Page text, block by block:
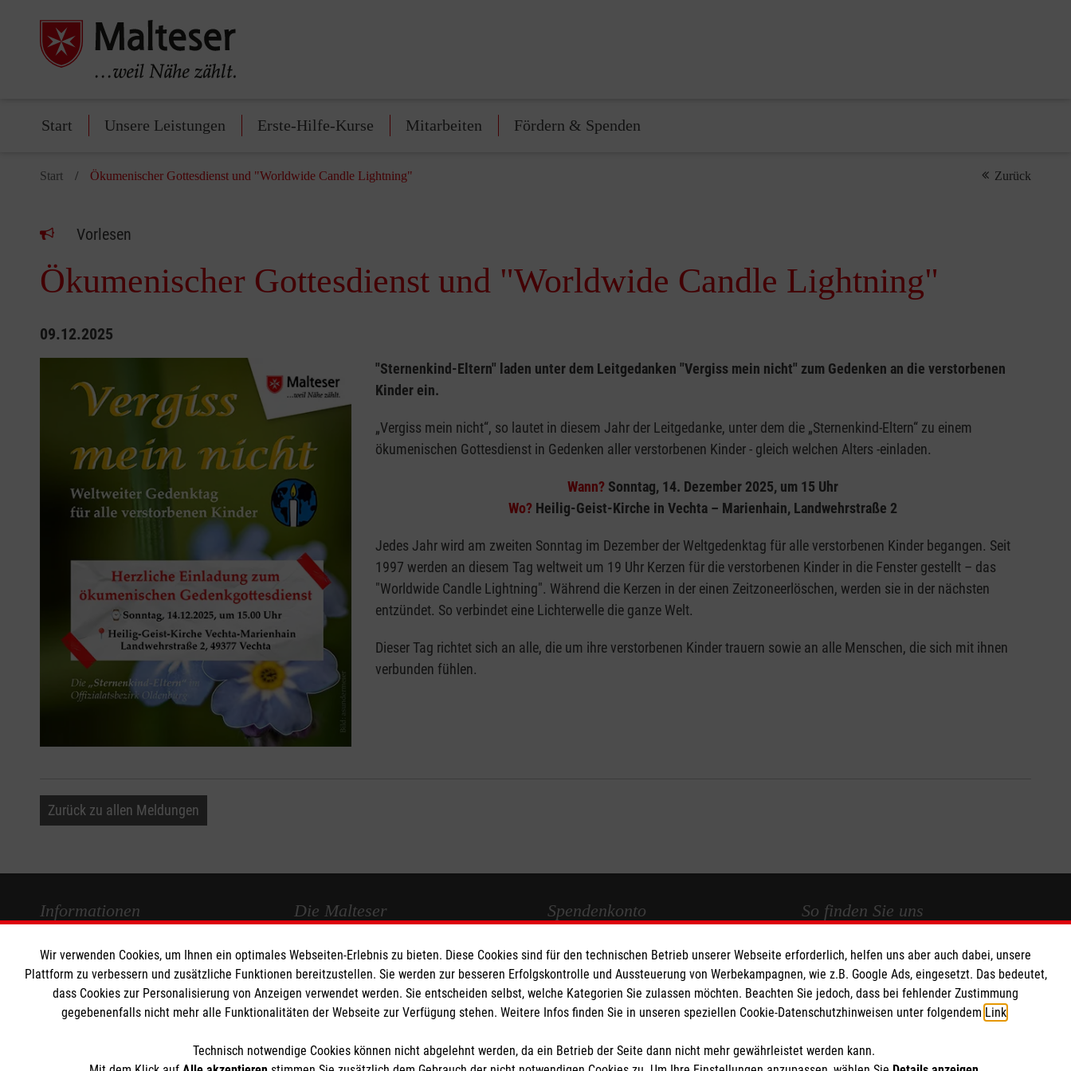
Start Unsere Leistungen Erste-Hilfe-Kurse Mitarbeiten Fördern & Spenden
Start Ökumenischer Gottesdienst und "Worldwide Candle Lightning" Zurück
Vorlesen
Ökumenischer Gottesdienst und "Worldwide Candle Lightning"
09.12.2025
"Sternenkind-Eltern" laden unter dem Leitgedanken "Vergiss mein nicht" zum Gedenken an die verstorbenen
Kinder ein.
„Vergiss mein nicht“, so lautet in diesem Jahr der Leitgedanke, unter dem die „Sternenkind-Eltern“ zu einem
ökumenischen Gottesdienst in Gedenken aller verstorbenen Kinder - gleich welchen Alters -einladen.
Wann? Sonntag, 14. Dezember 2025, um 15 Uhr
Wo? Heilig-Geist-Kirche in Vechta – Marienhain, Landwehrstraße 2
Jedes Jahr wird am zweiten Sonntag im Dezember der Weltgedenktag für alle verstorbenen Kinder begangen. Seit
1997 werden an diesem Tag weltweit um 19 Uhr Kerzen für die verstorbenen Kinder in die Fenster gestellt – das
"Worldwide Candle Lightning". Während die Kerzen in der einen Zeitzoneerlöschen, werden sie in der nächsten
entzündet. So verbindet eine Lichterwelle die ganze Welt.
Dieser Tag richtet sich an alle, die um ihre verstorbenen Kinder trauern sowie an alle Menschen, die sich mit ihnen
verbunden fühlen.
Zurück zu allen Meldungen
Informationen
Impressum
Datenschutz
Kontakt
Die Malteser
Malteser in Deutschland
Malteserorden
Sharepoint
Spendenkonto
Empfänger: Malteser Hilfsdienst e.V.
Bank: Pax-Bank für Kirche und Caritas eG
IBAN: DE74370601201201225147
So finden Sie uns
Trichterbecherweg 3
49429 Visbek
Telefon: 04445 2100
Malteser.Visbek@malteser.org
Wir verwenden Cookies, um Ihnen ein optimales Webseiten-Erlebnis zu bieten. Diese Cookies sind für den technischen Betrieb unserer Webseite erforderlich, helfen uns aber auch dabei, unsere
Plattform zu verbessern und zusätzliche Funktionen bereitzustellen. Sie werden zur besseren Erfolgskontrolle und Aussteuerung von Werbekampagnen, wie z.B. Google Ads, eingesetzt. Das bedeutet,
dass Cookies zur Personalisierung von Anzeigen verwendet werden. Sie entscheiden selbst, welche Kategorien Sie zulassen möchten. Beachten Sie jedoch, dass bei fehlender Zustimmung
gegebenenfalls nicht mehr alle Funktionalitäten der Webseite zur Verfügung stehen. Weitere Infos finden Sie in unseren speziellen Cookie-Datenschutzhinweisen unter folgendem Link
Technisch notwendige Cookies können nicht abgelehnt werden, da ein Betrieb der Seite dann nicht mehr gewährleistet werden kann.